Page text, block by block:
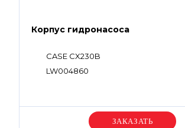
Корпус гидронасоса
CASE CX230B
LW004860
Уточняйте цену